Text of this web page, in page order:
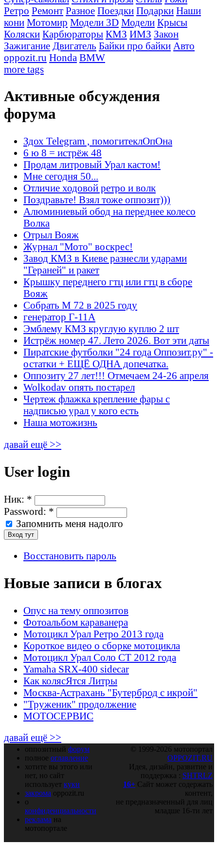
Ретро Ремонт Разное Поездки Подарки Наши
кони Мотомир Модели 3D Модели Крысы
Коляски Карбюраторы КМЗ ИМЗ Закон
Зажигание Двигатель Байки про байки Авто
oppozit.ru Honda BMW
more tags
Активные обсуждения
форума
Здох Telegram , помогитеклОпОна
6 ю 8 = истрёж 48
Продам литровый Урал кастом!
Мне сегодня 50...
Отличие ходовой ретро и волк
Поздравьте! Взял тоже оппозит)))
Алюминиевый обод на переднее колесо
Волка
Отрыл Вояж
Журнал "Мото" воскрес!
Завод КМЗ в Киеве разнесли ударами
"Гераней" и ракет
Крышку переднего гтц или гтц в сборе
Вояж
Собрать М 72 в 2025 году
генератор Г-11А
Эмблему КМЗ круглую куплю 2 шт
Истрёж номер 47. Лето 2026. Вот эти даты
Пиратские футболки "24 года Оппозит.ру" -
остатки + ЕЩЁ ОДНА допечатка.
Оппозиту 27 лет!!! Отмечаем 24-26 апреля
Wolkodav опять постарел
Чертеж флажка крепление фары с
надписью урал у кого есть
Наша мотожизнь
давай ещё >>
User login
Ник: *
Password: *
Запомнить меня надолго
Восстановить пароль
Новые записи в блогах
Опус на тему оппозитов
Фотоальбом караванера
Мотоцикл Урал Ретро 2013 года
Короткое видео о сборке мотоцикла
Мотоцикл Урал Соло СТ 2012 года
Yamaha SRX-400 sidecar
Как колясЯтся Литры
Москва-Астрахань "Бутерброд с икрой"
"Труженик" продолжение
МОТОСЕРВИС
давай ещё >>
оппозитный форум
полное оглавление
хотите вы этого или
нет, но сайт
использует куки
закрома oppozit.ru
о
конфиденциальности
реклама на
мотопортале
© 1999-2026 мотопортал
OPPOZIT.RU
Идея, дизайн, развитие и
поддержка : SHTRLZ
16+ Сайт может содержать
контент,
не предназначенный для лиц
младше 16-ти лет